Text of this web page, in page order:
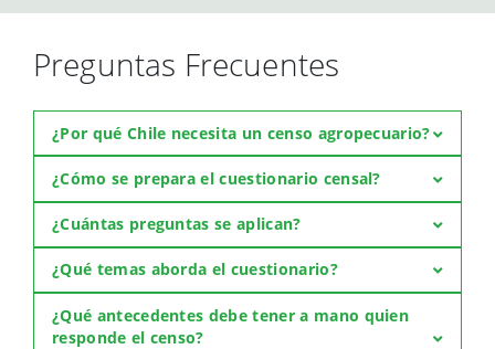
Preguntas Frecuentes
¿Por qué Chile necesita un censo agropecuario?
¿Cómo se prepara el cuestionario censal?
¿Cuántas preguntas se aplican?
¿Qué temas aborda el cuestionario?
¿Qué antecedentes debe tener a mano quien
responde el censo?